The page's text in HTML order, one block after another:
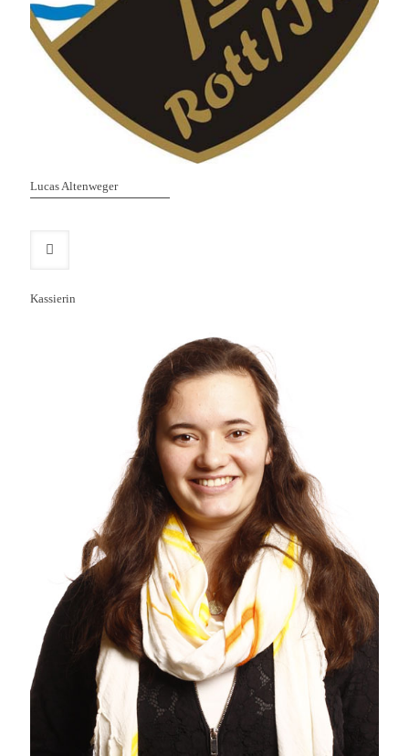
Lucas Altenweger
Kassierin